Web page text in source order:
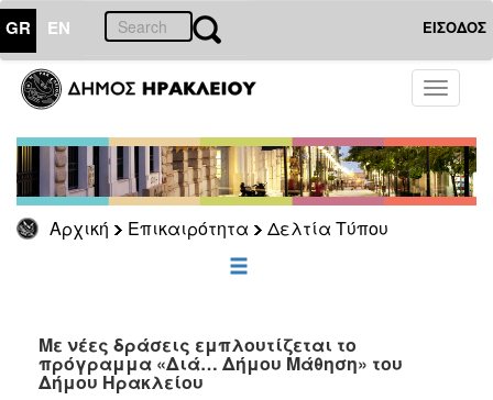
GR EN ΕΙΣΟΔΟΣ
Toggle
Αρχική Επικαιρότητα Δελτία Τύπου
ΕΠΙΚΑΙΡΟΤΗΤΑ
Τύπου
Αρχείο
ΕΠΙΣΚΕΠΤΗΣ
ΗΡΑΚΛΕΙΟ
Με νέες δράσεις εμπλουτίζεται το
πρόγραμμα «Διά… Δήμου Μάθηση» του
Δήμου Ηρακλείου